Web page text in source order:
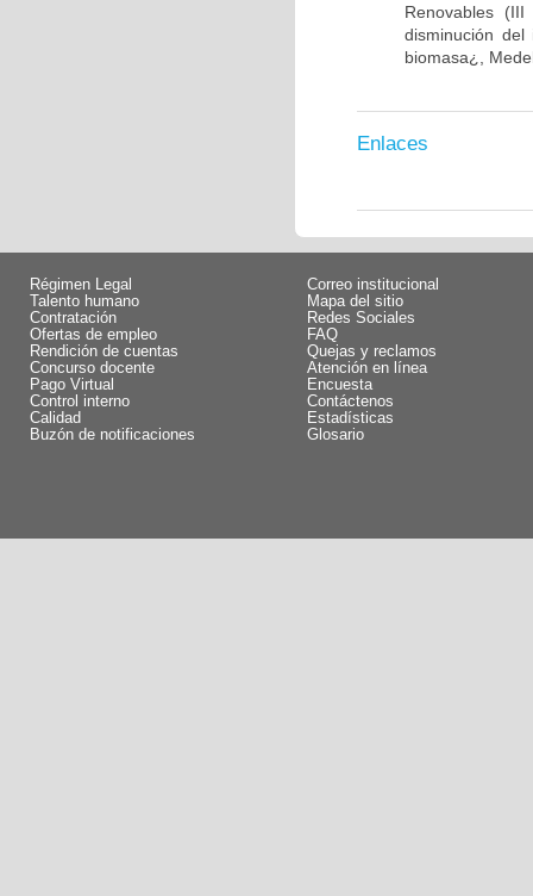
Renovables
disminución
biomasa¿,
Enlaces
Régimen Legal
Talento humano
Contratación
Ofertas de empleo
Rendición de cuentas
Concurso docente
Pago Virtual
Control interno
Calidad
Buzón de notificaciones
Correo institucional
Mapa del sitio
Redes Sociales
FAQ
Quejas y reclamos
Atención en línea
Encuesta
Contáctenos
Estadísticas
Glosario